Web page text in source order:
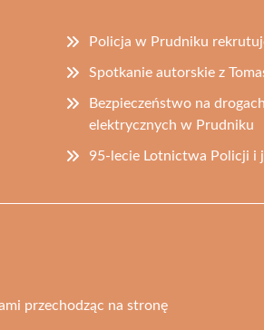
Policja w Prudniku
Spotkanie autorskie z
Bezpieczeństwo na
elektrycznych w Prudniku
95-lecie Lotnictwa Policji i
przechodząc na stronę